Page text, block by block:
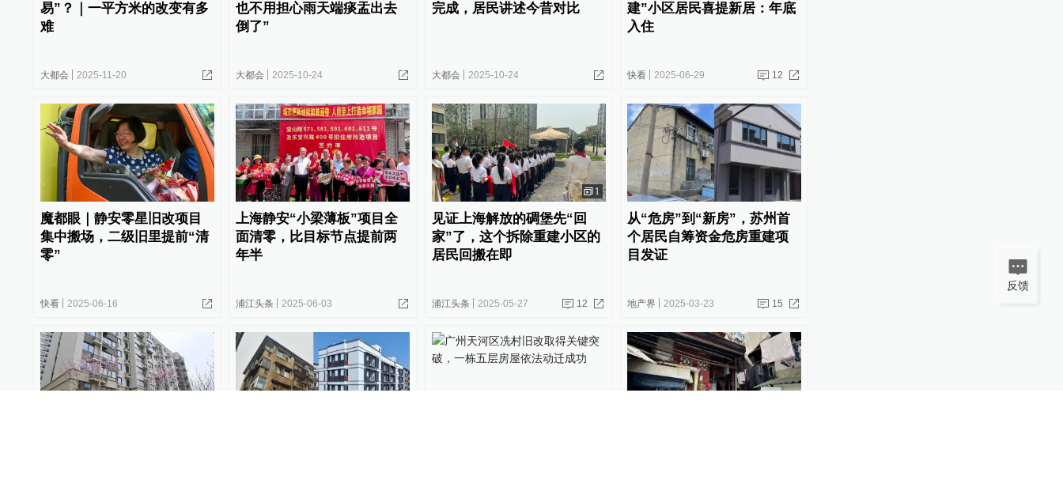
易”？｜一平方米的改变有多
难
大都会 2025-11-20
也不用担心雨天端痰盂出去
倒了”
大都会 2025-10-24
完成，居民讲述今昔对比
大都会 2025-10-24
建”小区居民喜提新居：年底
入住
快看 2025-06-29 12
魔都眼｜静安零星旧改项目
集中搬场，二级旧里提前“清
零”
快看 2025-06-16
上海静安“小梁薄板”项目全
面清零，比目标节点提前两
年半
浦江头条 2025-06-03
1
见证上海解放的碉堡先“回
家”了，这个拆除重建小区的
居民回搬在即
浦江头条 2025-05-27 12
从“危房”到“新房”，苏州首
个居民自筹资金危房重建项
目发证
地产界 2025-03-23 15
反馈